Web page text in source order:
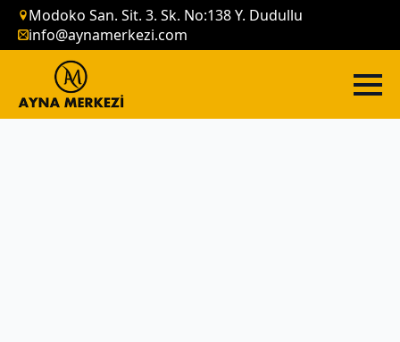
Modoko San. Sit. 3. Sk. No:138 Y. Dudullu
info@aynamerkezi.com